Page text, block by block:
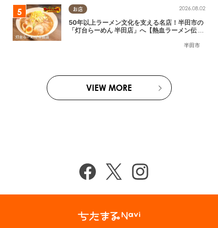
お店
半田市
2026.08.02
50年以上ラーメン文化を支える名店！半田市の
「灯台らーめん 半田店」へ【熱血ラーメン伝 8
VIEW MORE